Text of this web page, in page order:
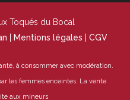
Toqués du Bocal
Mentions légales CGV
à consommer avec modération.
les femmes enceintes. La vente
aux mineurs